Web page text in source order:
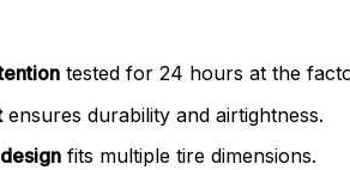
tested for 24 hours at the
ensures durability and airtightness.
fits multiple tire dimensions.